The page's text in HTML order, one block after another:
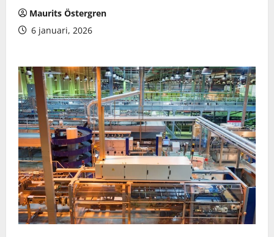
Maurits Östergren
6 januari, 2026